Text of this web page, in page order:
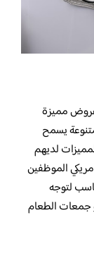
مميزة
يسمح
لديهم
الموظفين
لتوجه
جمعات الطعام